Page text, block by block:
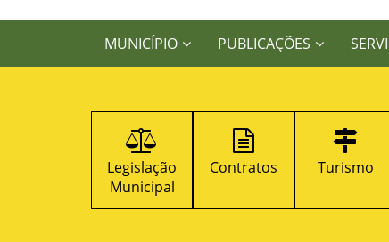
MUNICÍPIO PUBLICAÇÕES
Contratos Turismo Decretos